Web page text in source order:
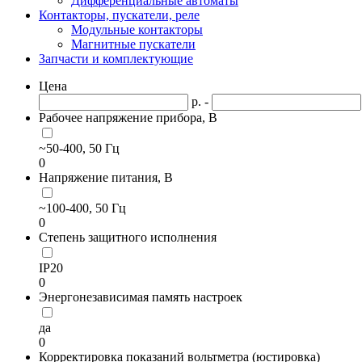
Контакторы, пускатели, реле
Модульные контакторы
Магнитные пускатели
Запчасти и комплектующие
Цена
р. -
Рабочее напряжение прибора, В
~50-400, 50 Гц
0
Напряжение питания, В
~100-400, 50 Гц
0
Степень защитного исполнения
IP20
0
Энергонезависимая память настроек
да
0
Корректировка показаний вольтметра (юстировка)